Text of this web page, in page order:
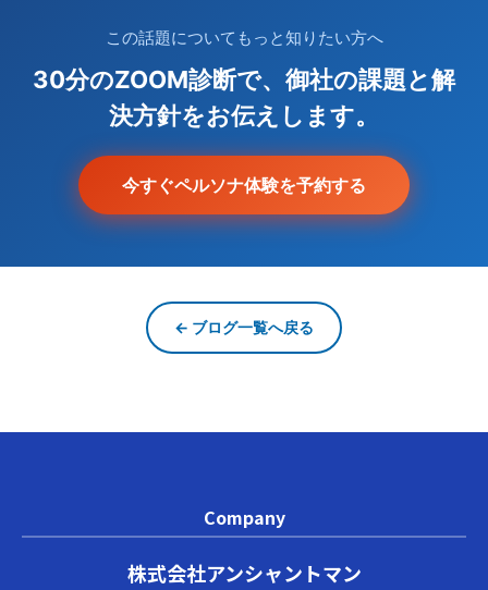
この話題についてもっと知りたい方へ
30分のZOOM診断で、御社の課題と解
決方針をお伝えします。
今すぐペルソナ体験を予約する
← ブログ一覧へ戻る
Company
株式会社アンシャントマン